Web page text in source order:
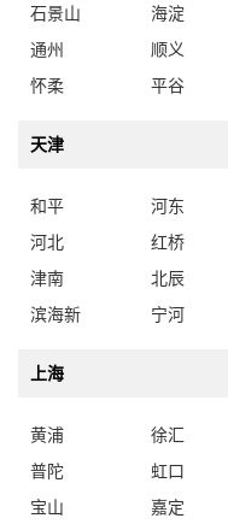
石景山
海淀
通州
顺义
怀柔
平谷
天津
和平 河东
河北
红桥
津南
北辰
滨海新
宁河
上海
黄浦 徐汇
普陀
虹口
宝山
嘉定